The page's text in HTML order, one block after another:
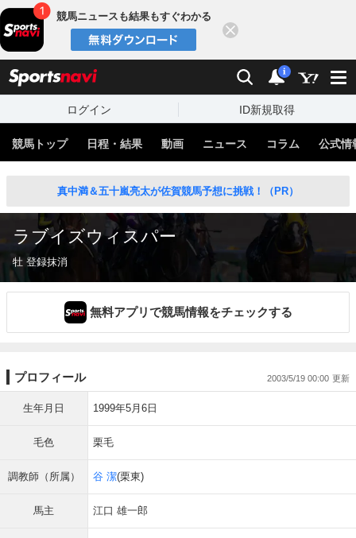
競馬ニュースも結果もすぐわかる
検索 通知
i
ログイン ID新規取得
競馬トップ 日程・結果 動画 ニュース コラム 公式情
真中満＆五十嵐亮太が佐賀競馬予想に挑戦！（PR）
ラブイズウィスパー
牡 登録抹消
無料アプリで競馬情報をチェックする
プロフィール 2003/5/19 00:00
生年月日 1999年5月6日
毛色 栗毛
調教師（所属） 谷 潔(栗東)
馬主 江口 雄一郎